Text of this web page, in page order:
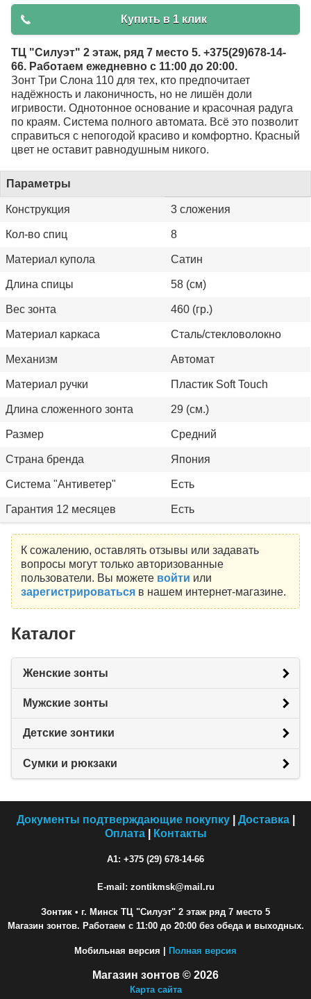
Купить в 1 клик
ТЦ "Силуэт" 2 этаж, ряд 7 место 5. +375(29)678-14-
66. Работаем ежедневно с 11:00 до 20:00.
Зонт Три Слона 110 для тех, кто предпочитает
надёжность и лаконичность, но не лишён доли
игривости. Однотонное основание и красочная радуга
по краям. Система полного автомата. Всё это позволит
справиться с непогодой красиво и комфортно. Красный
цвет не оставит равнодушным никого.
Параметры
Конструкция 3 сложения
Кол-во спиц 8
Материал купола Сатин
Длина спицы 58 (см)
Вес зонта 460 (гр.)
Материал каркаса Сталь/стекловолокно
Механизм Автомат
Материал ручки Пластик Soft Touch
Длина сложенного зонта 29 (см.)
Размер Средний
Страна бренда Япония
Система "Антиветер" Есть
Гарантия 12 месяцев Есть
К сожалению, оставлять отзывы или задавать
вопросы могут только авторизованные
пользователи. Вы можете войти или
зарегистрироватьсяв нашем интернет-магазине.
Каталог
Женские зонты
Мужские зонты
Детские зонтики
Сумки и рюкзаки
Документы подтверждающие покупку| Доставка|
Оплата| Контакты
A1: +375 (29) 678-14-66
E-mail: zontikmsk@mail.ru
Зонтик • г. Минск ТЦ "Силуэт" 2 этаж ряд 7 место 5
Магазин зонтов. Работаем с 11:00 до 20:00 без обеда и выходных.
Мобильная версия | Полная версия
Магазин зонтов © 2026
Карта сайта